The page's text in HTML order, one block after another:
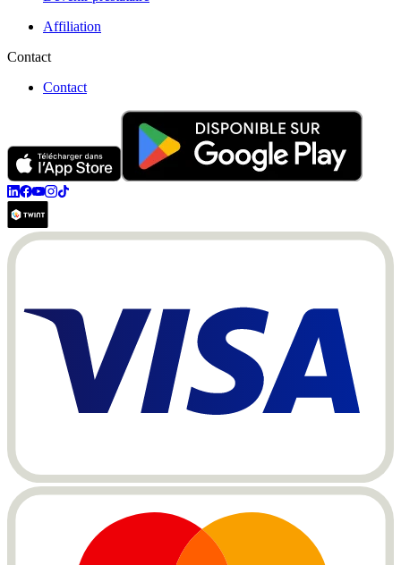
Affiliation
Contact
Contact